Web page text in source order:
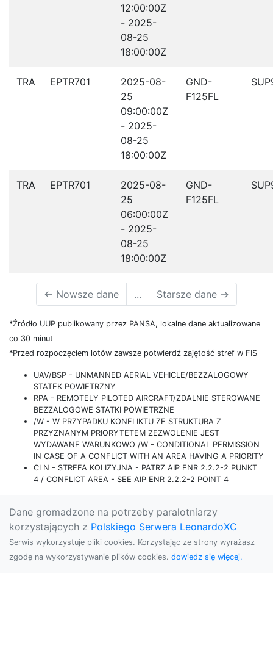
12:00:00Z
- 2025-
08-25
18:00:00Z
TRA EPTR701
2025-08-
25
09:00:00Z
- 2025-
08-25
18:00:00Z
GND-
F125FL
TRA EPTR701
2025-08-
25
06:00:00Z
- 2025-
08-25
18:00:00Z
GND-
F125FL
← Nowsze dane ... Starsze dane →
*Źródło UUP publikowany przez PANSA, lokalne dane aktualizowane
co 30 minut
*Przed rozpoczęciem lotów zawsze potwierdź zajętość stref w FIS
UAV/BSP - UNMANNED AERIAL VEHICLE/BEZZALOGOWY
STATEK POWIETRZNY
RPA - REMOTELY PILOTED AIRCRAFT/ZDALNIE STEROWANE
BEZZALOGOWE STATKI POWIETRZNE
/W - W PRZYPADKU KONFLIKTU ZE STRUKTURA Z
PRZYZNANYM PRIORYTETEM ZEZWOLENIE JEST
WYDAWANE WARUNKOWO /W - CONDITIONAL PERMISSION
IN CASE OF A CONFLICT WITH AN AREA HAVING A PRIORITY
CLN - STREFA KOLIZYJNA - PATRZ AIP ENR 2.2.2-2 PUNKT
4 / CONFLICT AREA - SEE AIP ENR 2.2.2-2 POINT 4
Dane gromadzone na potrzeby paralotniarzy
korzystających z Polskiego Serwera LeonardoXC
Serwis wykorzystuje pliki cookies. Korzystając ze strony wyrażasz
zgodę na wykorzystywanie plików cookies. dowiedz się więcej.